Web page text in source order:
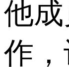
他
作，